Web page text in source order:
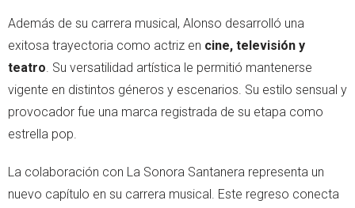
Además de su carrera musical, Alonso desarrolló una
exitosa trayectoria como actriz en cine, televisión y
teatro. Su versatilidad artística le permitió mantenerse
vigente en distintos géneros y escenarios. Su estilo sensual y
provocador fue una marca registrada de su etapa como
estrella pop.
La colaboración con La Sonora Santanera representa un
nuevo capítulo en su carrera musical. Este regreso conecta